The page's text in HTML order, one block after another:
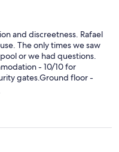
and discreetness. Rafael
The only times we saw
or we had questions.
- 10/10 for
gates.Ground floor -
sofa and chairs
There is a Firestick
(if you have a
and lots of wardrobe
that is perfect for